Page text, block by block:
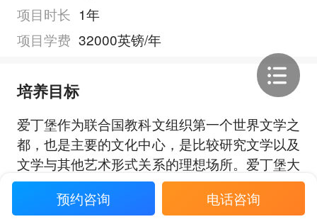
项目时长 1年
项目学费 32000英镑/年
培养目标
爱丁堡作为联合国教科文组织第一个世界文学之
都，也是主要的文化中心，是比较研究文学以及
文学与其他艺术形式关系的理想场所。爱丁堡大
学比较文学理学硕士项目为期一年的教授式硕士
课程利用了从苏格兰到亚洲、从斯堪的纳维亚到
展开全部
预约咨询 电话咨询